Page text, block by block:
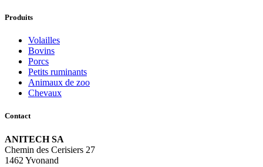
Produits
Volailles
Bovins
Porcs
Petits ruminants
Animaux de zoo
Chevaux
Contact
ANITECH SA
Chemin des Cerisiers 27
1462 Yvonand